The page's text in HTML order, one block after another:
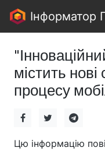
Інформатор
містить нові
процесу
Цю інформацію